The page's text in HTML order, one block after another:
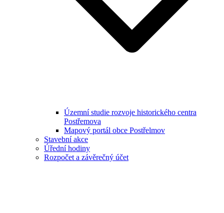
Územní studie rozvoje historického centra
Postřemova
Mapový portál obce Postřelmov
Stavební akce
Úřední hodiny
Rozpočet a závěrečný účet